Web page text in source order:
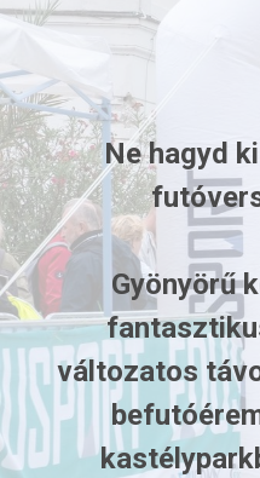
Ne hagyd
Gyönyörű
változatos